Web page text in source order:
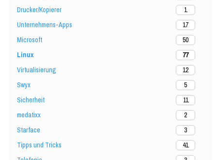
Drucker/Kopierer
1
Unternehmens-Apps
17
Microsoft
50
Linux
77
Virtualisierung
12
Swyx
5
Sicherheit
11
medatixx
2
Starface
3
Tipps und Tricks
41